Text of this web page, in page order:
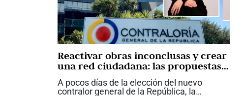
Reactivar obras inconclusas y crear
una red ciudadana: las propuestas
de Diana Carolina Torres para la
Contraloría
A pocos días de la elección del nuevo
contralor general de la República, la